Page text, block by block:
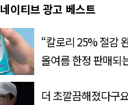
네이티브 광고 베스트
“칼로리 25% 절감
올여름 한정 판매되
더 초깔끔해졌다구